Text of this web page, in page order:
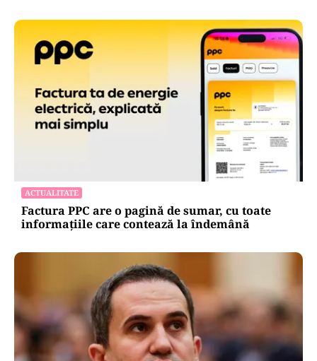
ACTUALITATE
Factura PPC are o pagină de sumar, cu toate
informațiile care contează la îndemână